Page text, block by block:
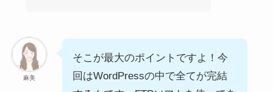
麻美
そこが最大のポイントですよ！今
回はWordPressの中で全てが完結